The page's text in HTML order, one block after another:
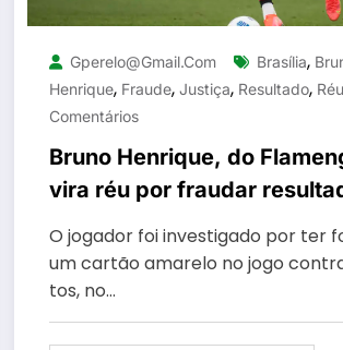
Gperelo@gmail.com Brasília,
Henrique, Fraude, Justiça, Resultado, Réu
Comentários
Bruno Henrique, do
vira réu por fraudar
jogo
O jogador foi investigado por ter
um cartão amarelo no jogo
tos, no…